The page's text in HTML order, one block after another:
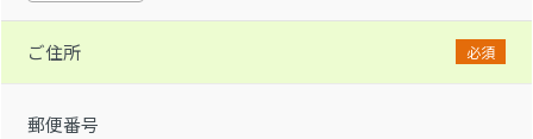
ご住所 必須
郵便番号